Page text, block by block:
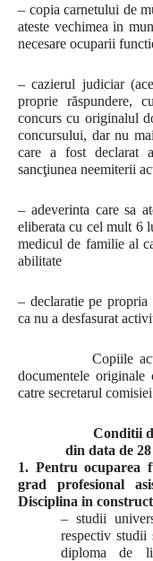
– copia carnetului de
ateste vechimea in
necesare ocuparii
– cazierul judiciar
proprie răspundere,
concurs cu originalul
concursului, dar nu
care a fost declarat
sancţiunea neemiterii
– adeverinta care sa
eliberata cu cel mult 6
medicul de familie al
abilitate
– declaratie pe propria
ca nu a desfasurat
Copiile actelor
documentele
catre secretarul
Conditii
din data de
1. Pentru ocuparea
grad profesional
Disciplina in
– studii
respectiv studii
diploma de